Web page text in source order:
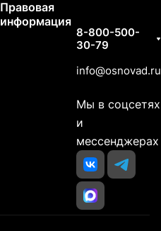
Правовая
информация
8-800-500-
30-79
info@osnovad.ru
Мы в соцсетях
и
мессенджерах